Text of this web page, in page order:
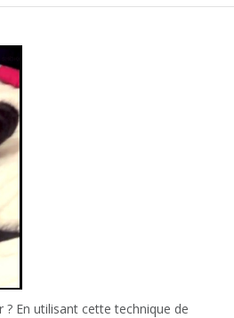
En utilisant cette technique de